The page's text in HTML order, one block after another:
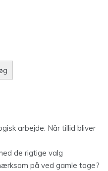
arbejde: Når tillid bliver
de rigtige valg
på ved gamle tage?